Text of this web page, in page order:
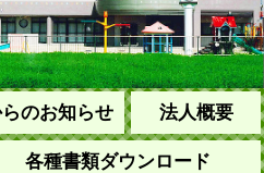
のお知らせ 法人概要
各種書類ダウンロード